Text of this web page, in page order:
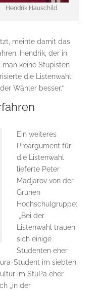
Hendrik Hauschild
meinte damit das
Hendrik, der in
keine Stupisten
die Listenwahl:
Wähler besser.“
Ein weiteres
Proargument für
die Listenwahl
lieferte Peter
Madjarov von der
Grünen
Hochschulgruppe:
„Bei der
Listenwahl trauen
sich einige
Studenten eher
Student im siebten
im StuPa eher
„in der